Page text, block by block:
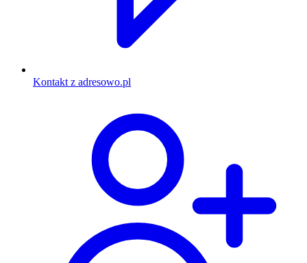
Kontakt z adresowo.pl